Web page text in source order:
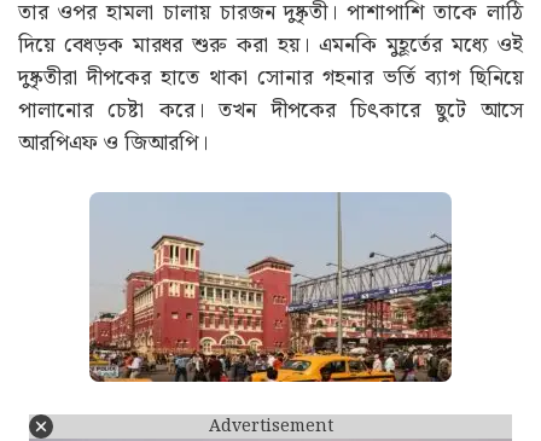
তার ওপর হামলা চালায় চারজন দুষ্কৃতী। পাশাপাশি তাকে লাঠি
দিয়ে বেধড়ক মারধর শুরু করা হয়। এমনকি মুহূর্তের মধ্যে ওই
দুষ্কৃতীরা দীপকের হাতে থাকা সোনার গহনার ভর্তি ব্যাগ ছিনিয়ে
পালানোর চেষ্টা করে। তখন দীপকের চিৎকারে ছুটে আসে
আরপিএফ ও জিআরপি।
Advertisement